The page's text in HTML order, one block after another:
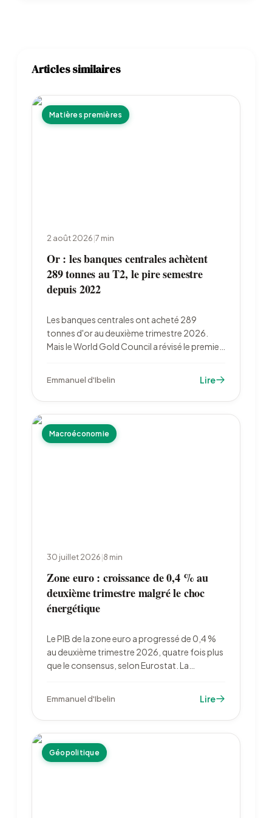
Articles similaires
Matières premières
2 août 2026|7 min
Or : les banques centrales achètent
289 tonnes au T2, le pire semestre
depuis 2022
Les banques centrales ont acheté 289
tonnes d'or au deuxième trimestre 2026.
Mais le World Gold Council a révisé le premier
cours reste 27 % sous son record de janvier.
Emmanuel d'Ibelin Lire
Macroéconomie
30 juillet 2026|8 min
Zone euro : croissance de 0,4 % au
deuxième trimestre malgré le choc
énergétique
Le PIB de la zone euro a progressé de 0,4 %
au deuxième trimestre 2026, quatre fois plus
que le consensus, selon Eurostat. La
hausse des taux de la BCE en septembre.
Emmanuel d'Ibelin Lire
Géopolitique